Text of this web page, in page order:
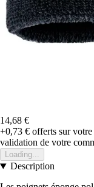
14,68 €
+0,73 € offerts sur
validation de votre
Loading...
Description